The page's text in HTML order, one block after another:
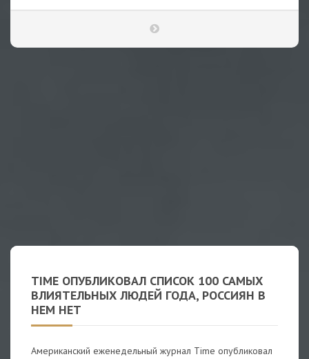
TIME ОПУБЛИКОВАЛ СПИСОК 100 САМЫХ
ВЛИЯТЕЛЬНЫХ ЛЮДЕЙ ГОДА, РОССИЯН В
НЕМ НЕТ
Американский еженедельный журнал Time опубликовал